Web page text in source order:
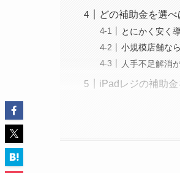
どの補助金を選
とにかく安く
小規模店舗な
人手不足解消
iPadレジの補助